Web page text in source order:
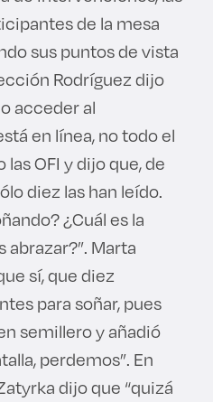
de la mesa
sus puntos de vista
Rodríguez dijo
acceder al
en línea, no todo el
OFI y dijo que, de
diez las han leído.
¿Cuál es la
Marta
sí, que diez
para soñar, pues
semillero y añadió
perdemos”. En
dijo que “quizá